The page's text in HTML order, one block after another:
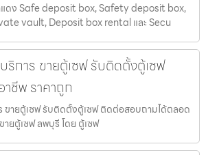
แดง Safe deposit box, Safety deposit box,
vault, Deposit box rental และ Secu
ริการ ขายตู้เซฟ รับติดตั้งตู้เซฟ
ชีพ ราคาถูก
ขายตู้เซฟ รับติดตั้งตู้เซฟ ติดต่อสอบถามได้ตลอด
ยตู้เซฟ ลพบุรี โดย ตู้เซฟ